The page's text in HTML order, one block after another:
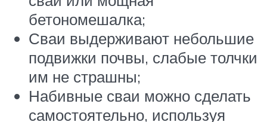
бетономешалка;
Сваи выдерживают небольшие
подвижки почвы, слабые толчки
им не страшны;
Набивные сваи можно сделать
самостоятельно, используя